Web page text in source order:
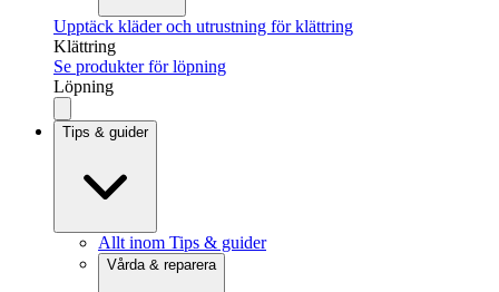
Upptäck kläder och utrustning för klättring
Klättring
Se produkter för löpning
Löpning
Tips & guider
Allt inom Tips & guider
Vårda & reparera